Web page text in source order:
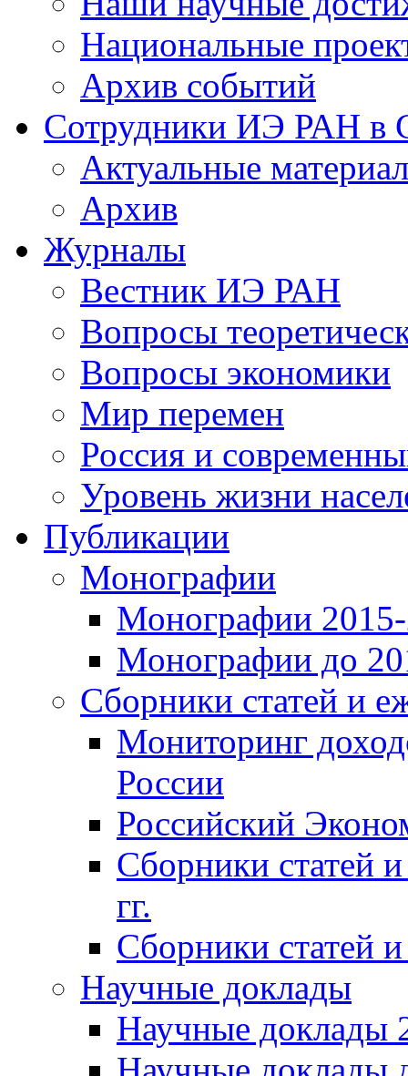
Национальные
Архив событий
Сотрудники ИЭ РАН
Актуальные
Архив
Журналы
Вестник ИЭ РАН
Вопросы
Вопросы экономики
Мир перемен
Россия и
Уровень жизни
Публикации
Монографии
Монографии 2015-
Монографии до
Сборники статей и
Мониторинг
России
Российский
Сборники статей
гг.
Сборники статей
Научные доклады
Научные доклады